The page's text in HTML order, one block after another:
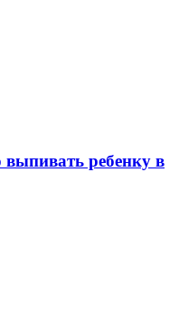
ребенку в